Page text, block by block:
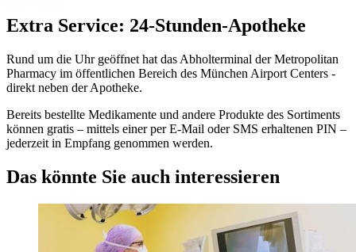
Extra Service: 24-Stunden-Apotheke
Rund um die Uhr geöffnet hat das Abholterminal der Metropolitan
Pharmacy im öffentlichen Bereich des München Airport Centers -
direkt neben der Apotheke.
Bereits bestellte Medikamente und andere Produkte des Sortiments
können gratis – mittels einer per E-Mail oder SMS erhaltenen PIN –
jederzeit in Empfang genommen werden.
Das könnte Sie auch interessieren